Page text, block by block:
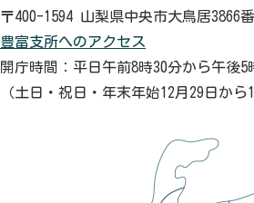
〒400-1594 山梨県中央市大鳥居3866
豊富支所へのアクセス
開庁時間：平日午前8時30分から午後5
（土日・祝日・年末年始12月29日から